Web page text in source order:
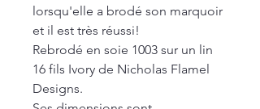
lorsqu'elle a brodé son marquoir
et il est très réussi!
Rebrodé en soie 1003 sur un lin
16 fils Ivory de Nicholas Flamel
Designs.